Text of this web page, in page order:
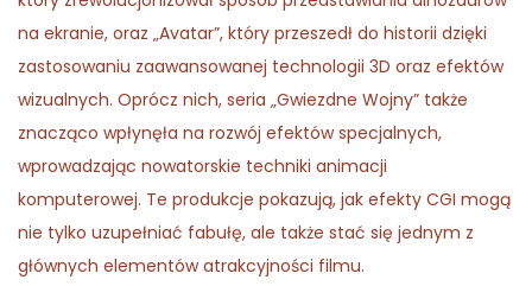
na ekranie, oraz „Avatar”, który przeszedł do historii dzięki
zastosowaniu zaawansowanej technologii 3D oraz efektów
wizualnych. Oprócz nich, seria „Gwiezdne Wojny” także
znacząco wpłynęła na rozwój efektów specjalnych,
wprowadzając nowatorskie techniki animacji
komputerowej. Te produkcje pokazują, jak efekty CGI mogą
nie tylko uzupełniać fabułę, ale także stać się jednym z
głównych elementów atrakcyjności filmu.